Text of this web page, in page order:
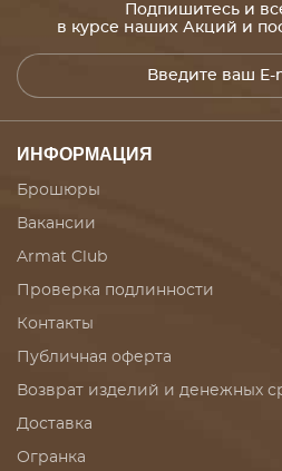
Подпишитесь и
в курсе наших Акций и
ИНФОРМАЦИЯ
Брошюры
Вакансии
Armat Club
Проверка подлинности
Контакты
Публичная оферта
Возврат изделий и денежных
Доставка
Огранка